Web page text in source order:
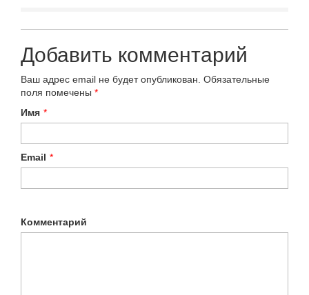
Добавить комментарий
Ваш адрес email не будет опубликован. Обязательные
поля помечены *
Имя *
Email *
Комментарий